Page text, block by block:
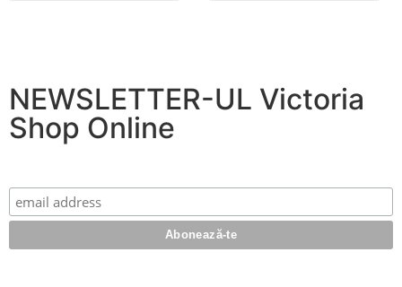
NEWSLETTER-UL Victoria
Shop Online